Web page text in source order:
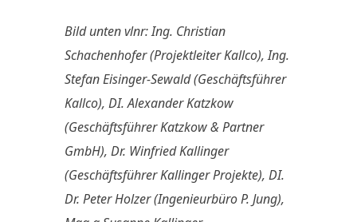
Bild unten vlnr: Ing. Christian
Schachenhofer (Projektleiter Kallco), Ing.
Stefan Eisinger-Sewald (Geschäftsführer
Kallco), DI. Alexander Katzkow
(Geschäftsführer Katzkow & Partner
GmbH), Dr. Winfried Kallinger
(Geschäftsführer Kallinger Projekte), DI.
Dr. Peter Holzer (Ingenieurbüro P. Jung),